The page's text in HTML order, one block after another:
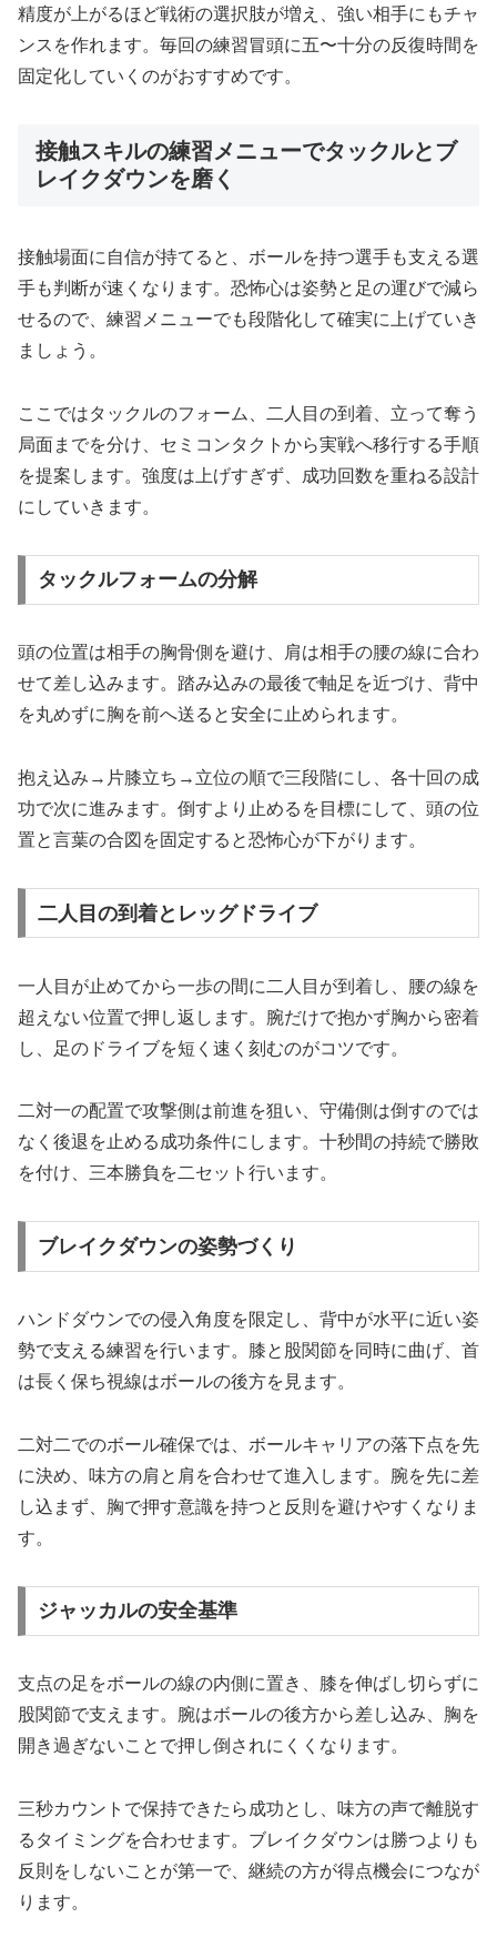
精度が上がるほど戦術の選択肢が増え、強い相手にもチャ
ンスを作れます。毎回の練習冒頭に五〜十分の反復時間を
固定化していくのがおすすめです。
接触スキルの練習メニューでタックルとブ
レイクダウンを磨く
接触場面に自信が持てると、ボールを持つ選手も支える選
手も判断が速くなります。恐怖心は姿勢と足の運びで減ら
せるので、練習メニューでも段階化して確実に上げていき
ましょう。
ここではタックルのフォーム、二人目の到着、立って奪う
局面までを分け、セミコンタクトから実戦へ移行する手順
を提案します。強度は上げすぎず、成功回数を重ねる設計
にしていきます。
タックルフォームの分解
頭の位置は相手の胸骨側を避け、肩は相手の腰の線に合わ
せて差し込みます。踏み込みの最後で軸足を近づけ、背中
を丸めずに胸を前へ送ると安全に止められます。
抱え込み→片膝立ち→立位の順で三段階にし、各十回の成
功で次に進みます。倒すより止めるを目標にして、頭の位
置と言葉の合図を固定すると恐怖心が下がります。
二人目の到着とレッグドライブ
一人目が止めてから一歩の間に二人目が到着し、腰の線を
超えない位置で押し返します。腕だけで抱かず胸から密着
し、足のドライブを短く速く刻むのがコツです。
二対一の配置で攻撃側は前進を狙い、守備側は倒すのでは
なく後退を止める成功条件にします。十秒間の持続で勝敗
を付け、三本勝負を二セット行います。
ブレイクダウンの姿勢づくり
ハンドダウンでの侵入角度を限定し、背中が水平に近い姿
勢で支える練習を行います。膝と股関節を同時に曲げ、首
は長く保ち視線はボールの後方を見ます。
二対二でのボール確保では、ボールキャリアの落下点を先
に決め、味方の肩と肩を合わせて進入します。腕を先に差
し込まず、胸で押す意識を持つと反則を避けやすくなりま
す。
ジャッカルの安全基準
支点の足をボールの線の内側に置き、膝を伸ばし切らずに
股関節で支えます。腕はボールの後方から差し込み、胸を
開き過ぎないことで押し倒されにくくなります。
三秒カウントで保持できたら成功とし、味方の声で離脱す
るタイミングを合わせます。ブレイクダウンは勝つよりも
反則をしないことが第一で、継続の方が得点機会につなが
ります。